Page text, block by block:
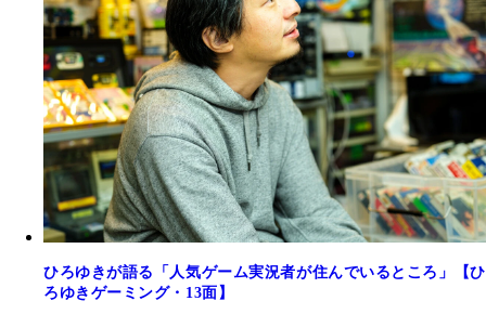
ひろゆきが語る「人気ゲーム実況者が住んでいるところ」【ひ
ろゆきゲーミング・13面】